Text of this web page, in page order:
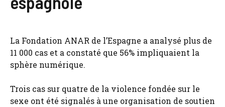
La Fondation ANAR de l’Espagne a analysé plus de
11 000 cas et a constaté que 56% impliquaient la
sphère numérique.
Trois cas sur quatre de la violence fondée sur le
sexe ont été signalés à une organisation de soutien